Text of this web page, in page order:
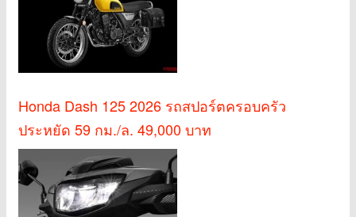
Honda Dash 125 2026 รถสปอร์ตครอบครัว
ประหยัด 59 กม./ล. 49,000 บาท